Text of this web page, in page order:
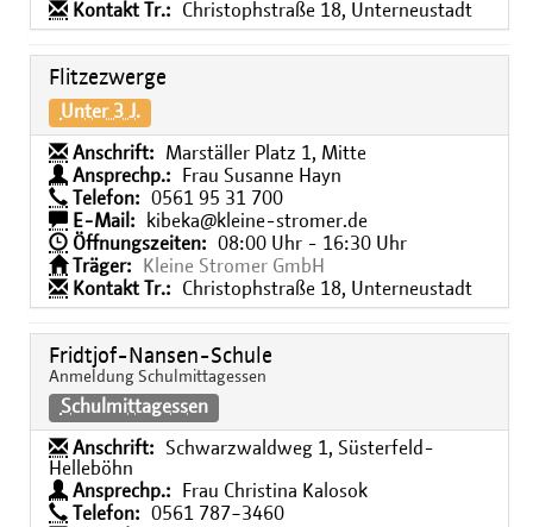
Kontakt Tr.:
Christophstraße 18, Unterneustadt
Flitzezwerge
Unter 3 J.
Anschrift:
Marställer Platz 1, Mitte
Ansprechp.:
Frau Susanne Hayn
Telefon:
0561 95 31 700
E-Mail:
kibeka@kleine-stromer.de
Öffnungszeiten:
08:00 Uhr - 16:30 Uhr
Träger:
Kleine Stromer GmbH
Kontakt Tr.:
Christophstraße 18, Unterneustadt
Fridtjof-Nansen-Schule
Anmeldung Schulmittagessen
Schulmittagessen
Anschrift:
Schwarzwaldweg 1, Süsterfeld-
Helleböhn
Ansprechp.:
Frau Christina Kalosok
Telefon:
0561 787−3460